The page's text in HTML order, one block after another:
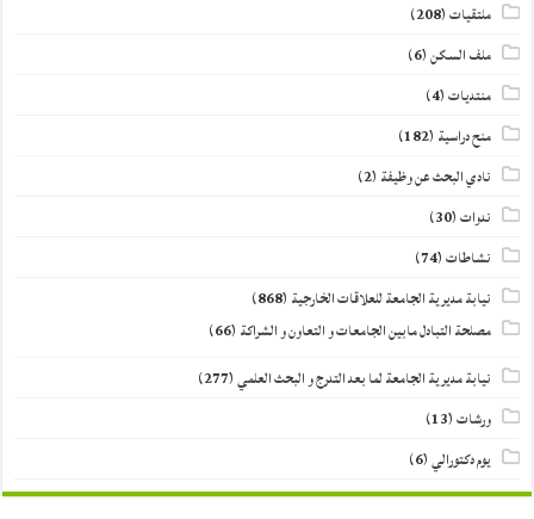
ملتقيات(208)
ملف السكن(6)
منتديات(4)
منح دراسية (182)
نادي البحث عن وظيفة (2)
ندوات(30)
نشاطات(74)
نيابة مديرية الجامعة للعلاقات الخارجية (868)
مصلحة التبادل مابين الجامعات و التعاون و الشراكة (66)
نيابة مديرية الجامعة لما بعد التدرج و البحث العلمي(277)
ورشات(13)
يوم دكتورالي(6)